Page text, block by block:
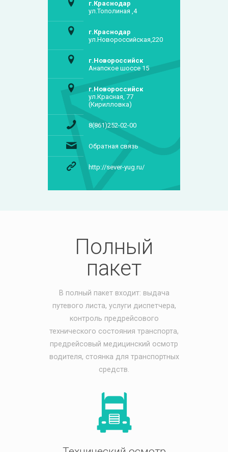
г.Краснодар
ул.Тополиная ,4
г.Краснодар
ул.Новороссийская,220
г.Новороссийск
Анапское шоссе 15
г.Новороссийск
ул.Красная, 77
(Кирилловка)
8(861)252-02-00
Обратная связь
http://sever-yug.ru/
Полный
пакет
В полный пакет входит: выдача
путевого листа, услуги диспетчера,
контроль предрейсового
технического состояния транспорта,
предрейсовый медицинский осмотр
водителя, стоянка для транспортных
средств.